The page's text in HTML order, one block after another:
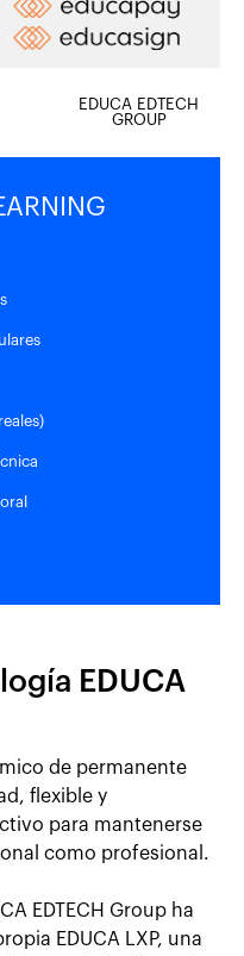
EDUCA EDTECH
GROUP
EDUCA
de permanente
flexible y
para mantenerse
como profesional.
EDTECH Group ha
EDUCA LXP, una